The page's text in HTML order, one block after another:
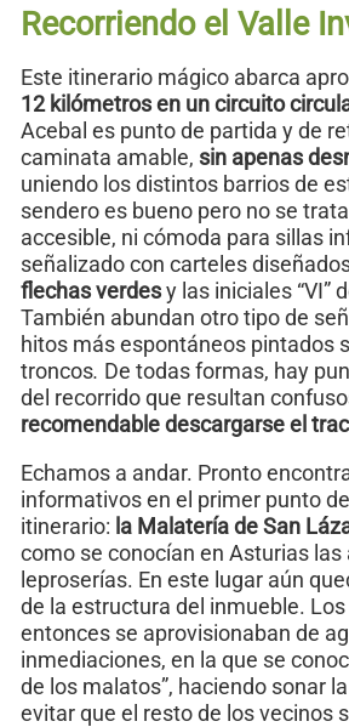
Recorriendo el Valle
Este itinerario mágico abarca
12 kilómetros en un circuito
Acebal es punto de partida y de
caminata amable, sin apenas
uniendo los distintos barrios de
sendero es bueno pero no se
accesible, ni cómoda para sillas
señalizado con carteles
flechas verdesy las iniciales “VI”
También abundan otro tipo de
hitos más espontáneos pintados
troncos. De todas formas, hay
del recorrido que resultan
recomendable descargarse el
Echamos a andar. Pronto
informativos en el primer punto
itinerario: la Malatería de San
como se conocían en Asturias las
leproserías. En este lugar aún
de la estructura del inmueble.
entonces se aprovisionaban de
inmediaciones, en la que se
de los malatos”, haciendo sonar
evitar que el resto de los vecinos